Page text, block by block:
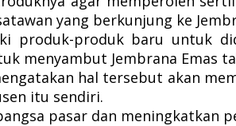
yang berkunjung ke
produk-produk baru untuk
menyambut Jembrana Emas
hal tersebut akan
itu sendiri.
pasar dan meningkatkan